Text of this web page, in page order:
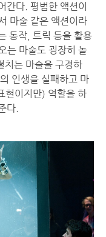
간다. 평범한 액션이
마술 같은 액션이라
동작, 트릭 등을 활용
는 마술도 굉장히 놀
치는 마술을 구경하
인생을 실패하고 마
현이지만) 역할을 하
다.